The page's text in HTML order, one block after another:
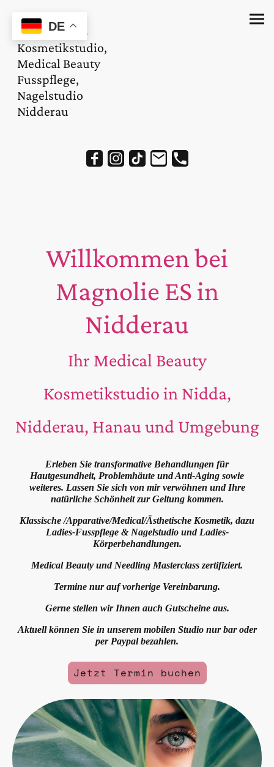
Magnolie_ES
Kosmetikstudio,
Medical Beauty
Fusspflege,
Nagelstudio
Nidderau
Willkommen bei
Magnolie ES in
Nidderau
Ihr Medical Beauty
Kosmetikstudio in Nidda,
Nidderau, Hanau und Umgebung
Erleben Sie transformative Behandlungen für
Hautgesundheit, Problemhäute und Anti-Aging sowie
weiteres. Lassen Sie sich von mir verwöhnen und Ihre
natürliche Schönheit zur Geltung kommen.
Klassische /Apparative/Medical/Ästhetische Kosmetik, dazu
Ladies-Fusspflege & Nagelstudio und Ladies-
Körperbehandlungen.
Medical Beauty und Needling Masterclass zertifiziert.
Termine nur auf vorherige Vereinbarung.
Gerne stellen wir Ihnen auch Gutscheine aus.
Aktuell können Sie in unserem mobilen Studio nur bar oder
per Paypal bezahlen.
Jetzt Termin buchen
DE